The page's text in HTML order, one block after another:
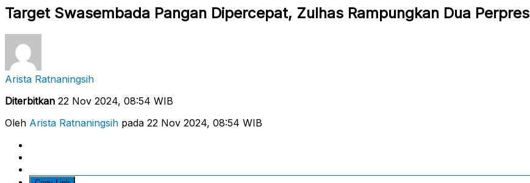
Target Swasembada Pangan Dipercepat, Zulhas Rampungkan Dua Perpres
Arista Ratnaningsih
Diterbitkan 22 Nov 2024, 08:54 WIB
Oleh Arista Ratnaningsih pada 22 Nov 2024, 08:54 WIB